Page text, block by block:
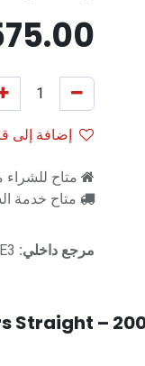
إضافة إلى
متاح للشراء
متاح خدمة الشحن
مرجع داخلي:
Straight –